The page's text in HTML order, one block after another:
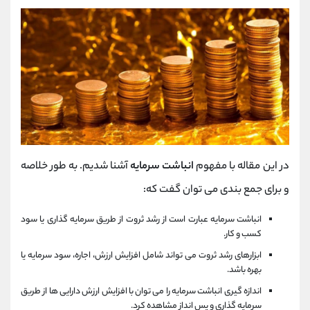
در این مقاله با مفهوم انباشت سرمایهآشنا شدیم. به طور خلاصه
و برای جمع بندی می توان گفت که:
انباشت سرمایه عبارت است از رشد ثروت از طریق سرمایه گذاری یا سود
کسب و کار.
ابزارهای رشد ثروت می تواند شامل افزایش ارزش، اجاره، سود سرمایه یا
بهره باشد.
اندازه گیری انباشت سرمایه را می توان با افزایش ارزش دارایی ها از طریق
سرمایه گذاری و پس انداز مشاهده کرد.